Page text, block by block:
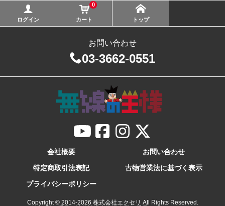
ログイン
0
カート トップ
お問い合わせ
03-3662-0551
会社概要
お問い合わせ
特定商取引法表記
古物営業法に基づく表示
プライバシーポリシー
Copyright © 2014-2026 株式会社エクセリ All Rights Reserved.